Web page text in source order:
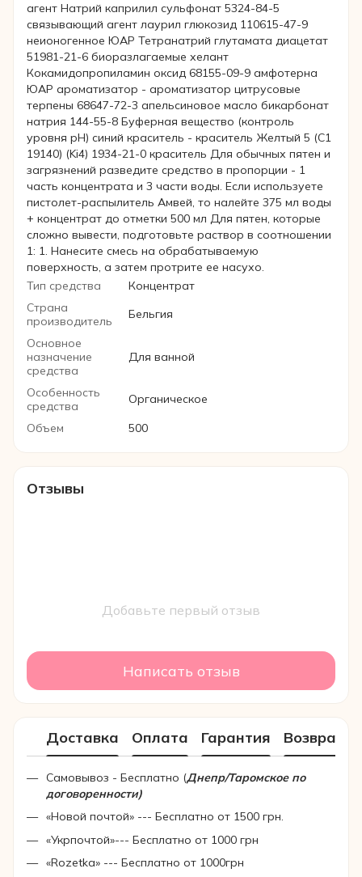
агент Натрий каприлил сульфонат 5324-84-5
связывающий агент лаурил глюкозид 110615-47-9
неионогенное ЮАР Тетранатрий глутамата диацетат
51981-21-6 биоразлагаемые хелант
Кокамидопропиламин оксид 68155-09-9 амфотерна
ЮАР ароматизатор - ароматизатор цитрусовые
терпены 68647-72-3 апельсиновое масло бикарбонат
натрия 144-55-8 Буферная вещество (контроль
уровня рН) синий краситель - краситель Желтый 5 (С1
19140) (Ki4) 1934-21-0 краситель Для обычных пятен и
загрязнений разведите средство в пропорции - 1
часть концентрата и 3 части воды. Если используете
пистолет-распылитель Амвей, то налейте 375 мл воды
+ концентрат до отметки 500 мл Для пятен, которые
сложно вывести, подготовьте раствор в соотношении
1: 1. Нанесите смесь на обрабатываемую
поверхность, а затем протрите ее насухо.
Тип средства
Концентрат
Страна
производитель
Бельгия
Основное
назначение
средства
Для ванной
Особенность
средства
Органическое
Объем
500
Отзывы
Добавьте первый отзыв
Написать отзыв
Доставка Оплата Гарантия Возврат
Самовывоз - Бесплатно (Днепр/Таромское по
договоренности)
«Новой почтой» --- Бесплатно от 1500 грн.
«Укрпочтой»--- Бесплатно от 1000 грн
«Rozetka» --- Бесплатно от 1000грн